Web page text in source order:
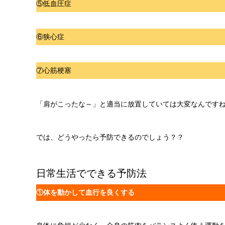
⑤低血圧症
⑥狭心症
⑦心筋梗塞
「肩がこったな～」と適当に放置していては大変なんです
では、どうやったら予防できるのでしょう？？
日常生活でできる予防法
①体を動かして血行を良くする